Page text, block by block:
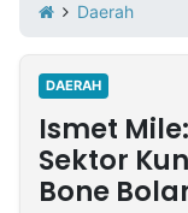
Iklan
Berita
Kami
Nasional
International
Olahraga
Entertainment
Daerah
Pariwisata
Kuliner
Kolom
Daerah
DAERAH
Ismet
Sektor
Bone